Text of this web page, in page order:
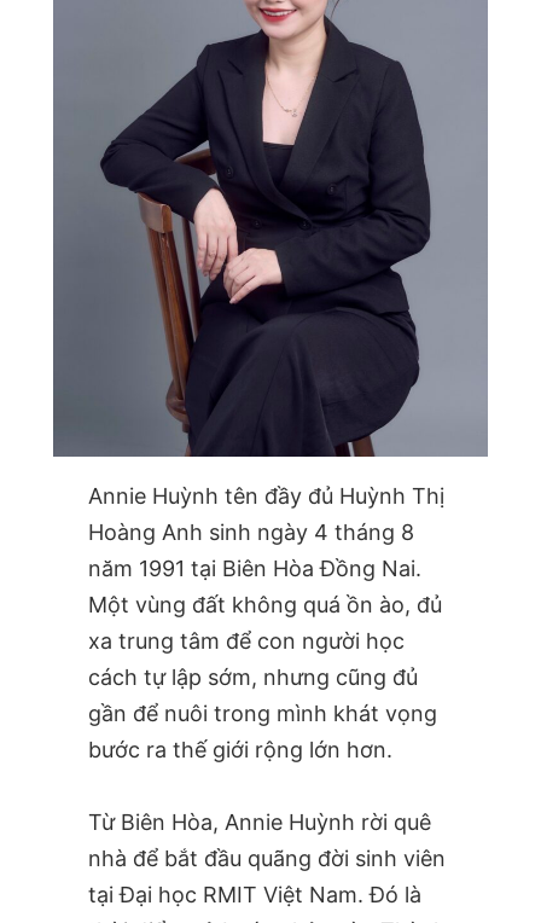
Annie Huỳnh tên đầy đủ Huỳnh Thị
Hoàng Anh sinh ngày 4 tháng 8
năm 1991 tại Biên Hòa Đồng Nai.
Một vùng đất không quá ồn ào, đủ
xa trung tâm để con người học
cách tự lập sớm, nhưng cũng đủ
gần để nuôi trong mình khát vọng
bước ra thế giới rộng lớn hơn.
Từ Biên Hòa, Annie Huỳnh rời quê
nhà để bắt đầu quãng đời sinh viên
tại Đại học RMIT Việt Nam. Đó là